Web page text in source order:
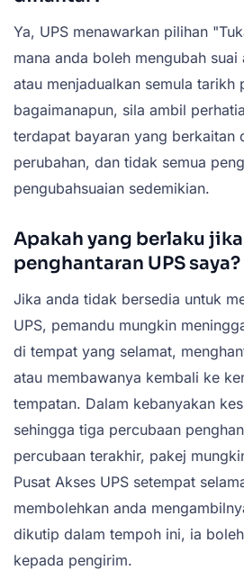
Ya, UPS menawarkan pilihan
mana anda boleh mengubah
atau menjadualkan semula tarikh
bagaimanapun, sila ambil
terdapat bayaran yang berkaitan
perubahan, dan tidak semua
pengubahsuaian sedemikian.
Apakah yang berlaku
penghantaran UPS saya?
Jika anda tidak bersedia untuk
UPS, pemandu mungkin
di tempat yang selamat,
atau membawanya kembali ke
tempatan. Dalam kebanyakan
sehingga tiga percubaan
percubaan terakhir, pakej
Pusat Akses UPS setempat
membolehkan anda
dikutip dalam tempoh ini, ia
kepada pengirim.